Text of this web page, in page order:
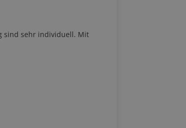
sind sehr individuell. Mit